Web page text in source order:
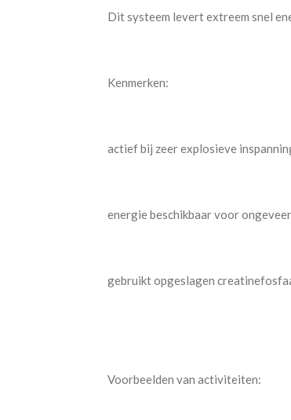
Dit systeem levert extreem snel
Kenmerken:
actief bij zeer explosieve
energie beschikbaar voor
gebruikt opgeslagen
Voorbeelden van activiteiten: